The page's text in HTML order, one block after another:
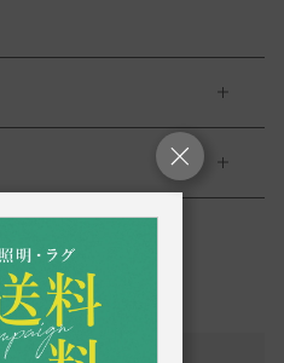
上のお買い上げで
熱温度差120℃)
ぎるとハンドル部分に引火す
下さい。）
いる為ひとつひとつ色味・木